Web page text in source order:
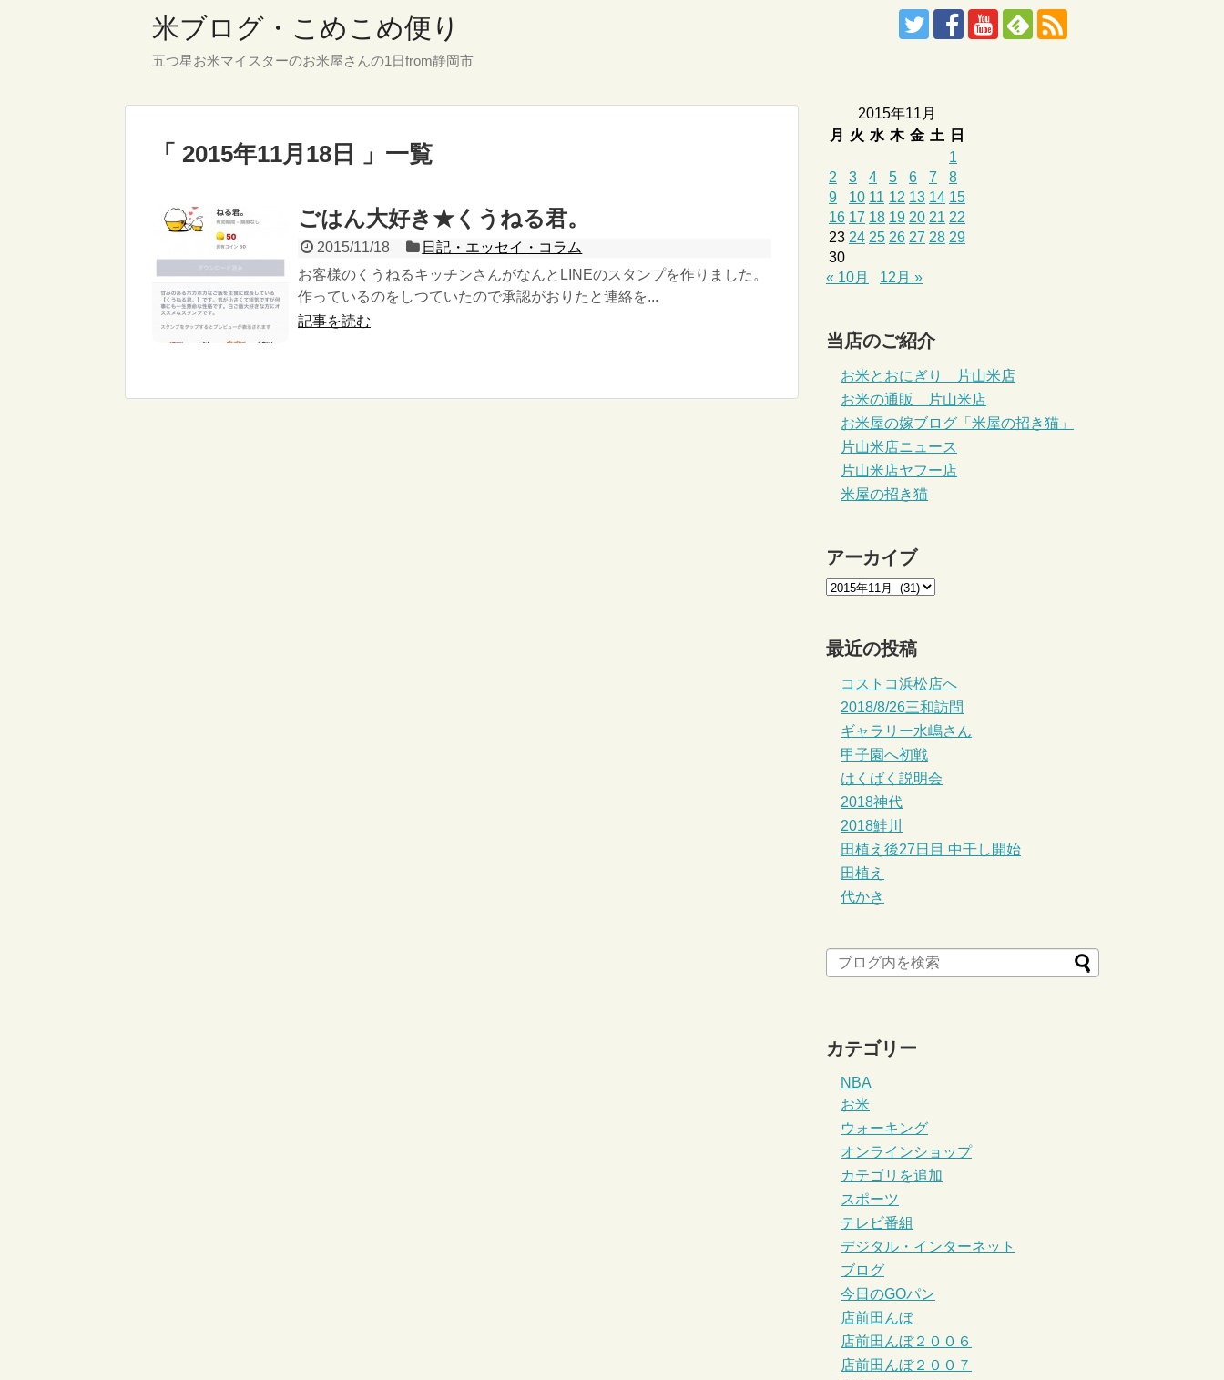
米ブログ・こめこめ便り
五つ星お米マイスターのお米屋さんの1日from静岡市
「 2015年11月18日 」一覧
ごはん大好き★くうねる君。
2015/11/18
日記・エッセイ・コラム
お客様のくうねるキッチンさんがなんとLINEのスタンプを作りました。
作っているのをしつていたので承認がおりたと連絡を...
記事を読む
2015年11月
月
火 水 木 金 土
日
1
2
3 4 5 6 7
8
9
10 11 12 13 14 15
16 17 18 19 20 21 22
23 24 25 26 27 28 29
30
« 10月
12月 »
当店のご紹介
お米とおにぎり 片山米店
お米の通販 片山米店
お米屋の嫁ブログ「米屋の招き猫」
片山米店ニュース
片山米店ヤフー店
米屋の招き猫
アーカイブ
最近の投稿
コストコ浜松店へ
2018/8/26三和訪問
ギャラリー水嶋さん
甲子園へ初戦
はくばく説明会
2018神代
2018鮭川
田植え後27日目 中干し開始
田植え
代かき
カテゴリー
NBA
お米
ウォーキング
オンラインショップ
カテゴリを追加
スポーツ
テレビ番組
デジタル・インターネット
ブログ
今日のGOパン
店前田んぼ
店前田んぼ２００６
店前田んぼ２００７